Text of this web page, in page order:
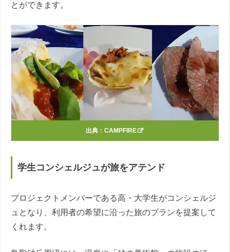
とができます。
出典： CAMPFIRE
学生コンシェルジュが旅をアテンド
プロジェクトメンバーである高・大学生がコンシェルジ
ュとなり、利用者の希望に沿った旅のプランを提案して
くれます。